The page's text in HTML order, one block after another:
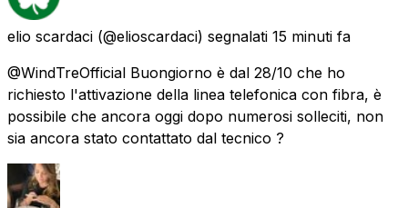
elio scardaci (@elioscardaci) segnalati 15 minuti fa
@WindTreOfficial Buongiorno è dal 28/10 che ho
richiesto l'attivazione della linea telefonica con fibra, è
possibile che ancora oggi dopo numerosi solleciti, non
sia ancora stato contattato dal tecnico ?